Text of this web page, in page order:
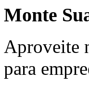
Monte
Aproveite
para